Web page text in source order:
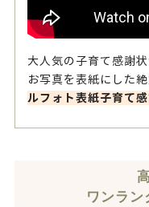
大人気の子育て感謝
お写真を表紙にした
ルフォト表紙子育て
ワンラン